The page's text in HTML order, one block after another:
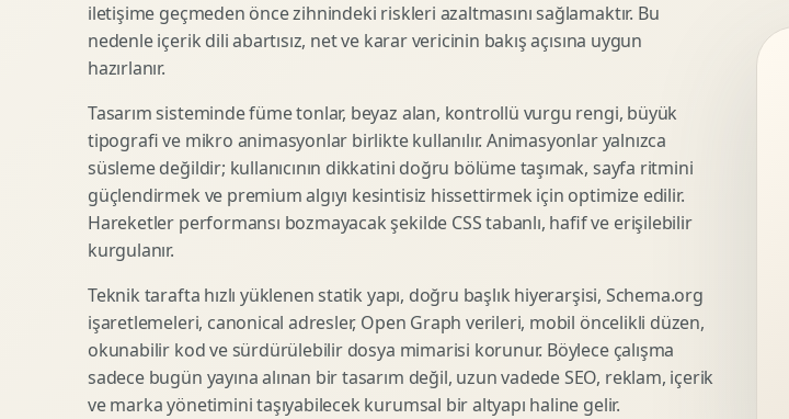
SEO Icerik Stratejisi
Schema Markup Optimizasyonu
3D Sosyal Medya Gorseli
3D Lansman Filmi
3D Render Alma
Teknik Modelleme
Premium Ambalaj Tasarimi
Etiket Tasarimi
Kutu Tasarimi
Raf Gorunurlugu
Gida Ambalaj Tasarimi
Kozmetik Ambalaj Tasarimi
E Ticaret Kutu Tasarimi
Ambalaj Mockup Tasarimi
Afis Tasarimi
Brosur Tasarimi
Sosyal Medya Gorsel Tasarimi
Sunum Tasarimi
Infografik Tasarimi
Fuaye Gorsel Tasarimi
Kurumsal Ilan Tasarimi
Marka Stratejisi
Marka Konumlandirma
Isimlendirme
Rekabet Analizi
Marka Mimarisi
Deger Onerisi Tasarimi
Pazara Giris Stratejisi
iletişime geçmeden önce zihnindeki riskleri azaltmasını sağlamaktır. Bu
nedenle içerik dili abartısız, net ve karar vericinin bakış açısına uygun
hazırlanır.
Tasarım sisteminde füme tonlar, beyaz alan, kontrollü vurgu rengi, büyük
tipografi ve mikro animasyonlar birlikte kullanılır. Animasyonlar yalnızca
süsleme değildir; kullanıcının dikkatini doğru bölüme taşımak, sayfa ritmini
güçlendirmek ve premium algıyı kesintisiz hissettirmek için optimize edilir.
Hareketler performansı bozmayacak şekilde CSS tabanlı, hafif ve erişilebilir
kurgulanır.
Teknik tarafta hızlı yüklenen statik yapı, doğru başlık hiyerarşisi, Schema.org
işaretlemeleri, canonical adresler, Open Graph verileri, mobil öncelikli düzen,
okunabilir kod ve sürdürülebilir dosya mimarisi korunur. Böylece çalışma
sadece bugün yayına alınan bir tasarım değil, uzun vadede SEO, reklam, içerik
ve marka yönetimini taşıyabilecek kurumsal bir altyapı haline gelir.